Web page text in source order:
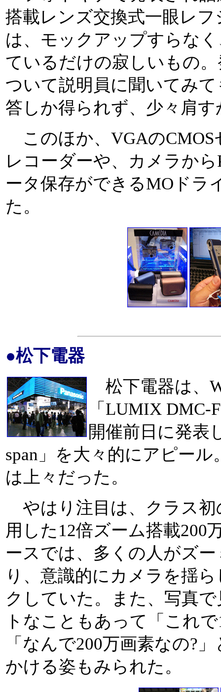
搭載レンズ交換式一眼レ
は、モックアップすらな
ているだけの寂しいもの
ついて説明員に聞いてみ
答しか得られず、少々肩
このほか、VGAのCMOS
レコーダーや、カメラか
ータ保存ができるMOドラ
た。
●松下電器
松下電器は、
「LUMIX DMC-
開催前日に発表
span」を大々的にアピー
は上々だった。
やはり注目は、クラス初
用した12倍ズーム搭載200
ースでは、多くの人がズ
り、意識的にカメラを揺
クしていた。また、写真
トなこともあって「これ
「なんで200万画素なの?
かける姿もみられた。